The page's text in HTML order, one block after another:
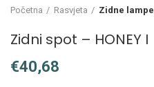
Početna Rasvjeta Zidne lampe
Zidni spot – HONEY I
€